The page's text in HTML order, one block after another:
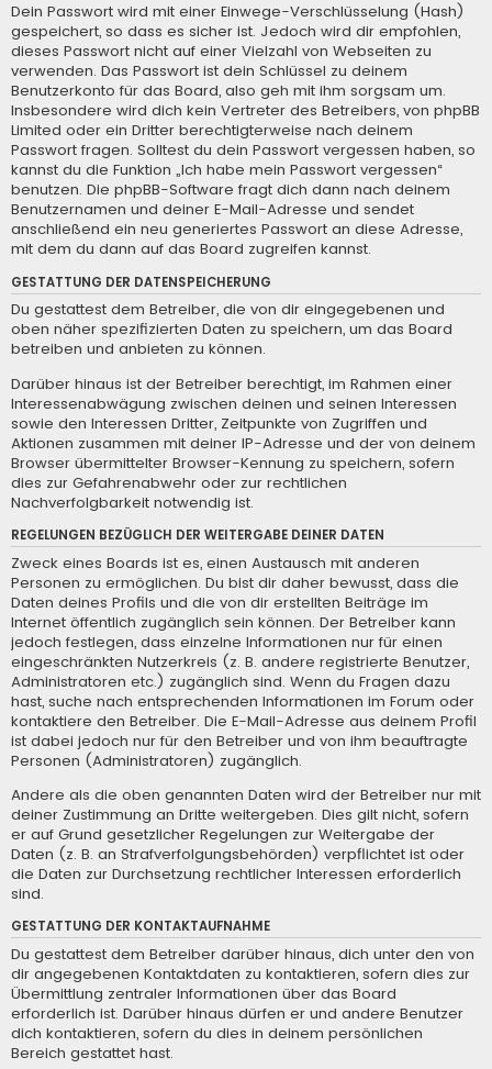
Dein Passwort wird mit einer Einwege-Verschlüsselung (Hash)
gespeichert, so dass es sicher ist. Jedoch wird dir empfohlen,
dieses Passwort nicht auf einer Vielzahl von Webseiten zu
verwenden. Das Passwort ist dein Schlüssel zu deinem
Benutzerkonto für das Board, also geh mit ihm sorgsam um.
Insbesondere wird dich kein Vertreter des Betreibers, von phpBB
Limited oder ein Dritter berechtigterweise nach deinem
Passwort fragen. Solltest du dein Passwort vergessen haben, so
kannst du die Funktion „Ich habe mein Passwort vergessen“
benutzen. Die phpBB-Software fragt dich dann nach deinem
Benutzernamen und deiner E-Mail-Adresse und sendet
anschließend ein neu generiertes Passwort an diese Adresse,
mit dem du dann auf das Board zugreifen kannst.
GESTATTUNG DER DATENSPEICHERUNG
Du gestattest dem Betreiber, die von dir eingegebenen und
oben näher spezifizierten Daten zu speichern, um das Board
betreiben und anbieten zu können.
Darüber hinaus ist der Betreiber berechtigt, im Rahmen einer
Interessenabwägung zwischen deinen und seinen Interessen
sowie den Interessen Dritter, Zeitpunkte von Zugriffen und
Aktionen zusammen mit deiner IP-Adresse und der von deinem
Browser übermittelter Browser-Kennung zu speichern, sofern
dies zur Gefahrenabwehr oder zur rechtlichen
Nachverfolgbarkeit notwendig ist.
REGELUNGEN BEZÜGLICH DER WEITERGABE DEINER DATEN
Zweck eines Boards ist es, einen Austausch mit anderen
Personen zu ermöglichen. Du bist dir daher bewusst, dass die
Daten deines Profils und die von dir erstellten Beiträge im
Internet öffentlich zugänglich sein können. Der Betreiber kann
jedoch festlegen, dass einzelne Informationen nur für einen
eingeschränkten Nutzerkreis (z. B. andere registrierte Benutzer,
Administratoren etc.) zugänglich sind. Wenn du Fragen dazu
hast, suche nach entsprechenden Informationen im Forum oder
kontaktiere den Betreiber. Die E-Mail-Adresse aus deinem Profil
ist dabei jedoch nur für den Betreiber und von ihm beauftragte
Personen (Administratoren) zugänglich.
Andere als die oben genannten Daten wird der Betreiber nur mit
deiner Zustimmung an Dritte weitergeben. Dies gilt nicht, sofern
er auf Grund gesetzlicher Regelungen zur Weitergabe der
Daten (z. B. an Strafverfolgungsbehörden) verpflichtet ist oder
die Daten zur Durchsetzung rechtlicher Interessen erforderlich
sind.
GESTATTUNG DER KONTAKTAUFNAHME
Du gestattest dem Betreiber darüber hinaus, dich unter den von
dir angegebenen Kontaktdaten zu kontaktieren, sofern dies zur
Übermittlung zentraler Informationen über das Board
erforderlich ist. Darüber hinaus dürfen er und andere Benutzer
dich kontaktieren, sofern du dies in deinem persönlichen
Bereich gestattet hast.